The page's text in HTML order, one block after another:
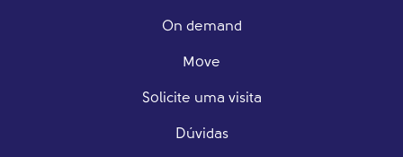
On demand
Move
Solicite uma visita
Dúvidas